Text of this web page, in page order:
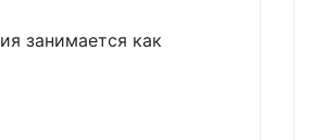
занимается как